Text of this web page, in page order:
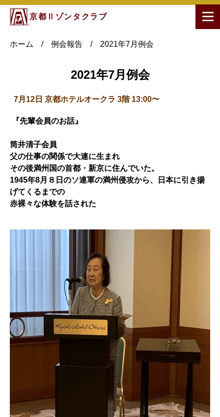
京都Ⅱゾンタクラブ
ホーム / 例会報告 / 2021年7月例会
2021年7月例会
7月12日 京都ホテルオークラ 3階 13:00〜
『先輩会員のお話』
筒井清子会員
父の仕事の関係で大連に生まれ
その後満州国の首都・新京に住んでいた。
1945年8月８日のソ連軍の満州侵攻から、日本に引き揚
げてくるまでの
赤裸々な体験を話された